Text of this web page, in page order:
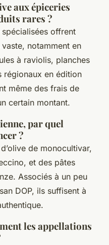
aux épiceries
rares ?
offrent
notamment en
à raviolis, planches
en édition
même des frais de
certain montant.
par quel
?
de monocultivar,
et des pâtes
Associés à un peu
DOP, ils suffisent à
les appellations